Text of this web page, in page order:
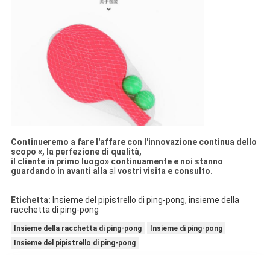
Continueremo a fare l'affare con l'innovazione continua dello
scopo «, la perfezione di qualità,
il cliente in primo luogo» continuamente e noi stanno
guardando in avanti alla al vostri visita e consulto.
Etichetta: Insieme del pipistrello di ping-pong, insieme della
racchetta di ping-pong
Insieme della racchetta di ping-pong
Insieme di ping-pong
Insieme del pipistrello di ping-pong